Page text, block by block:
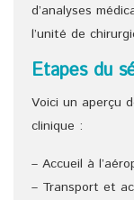
d’analyses
l’unité de
Etapes du
Voici un aperçu
clinique :
– Accueil à
– Transport et